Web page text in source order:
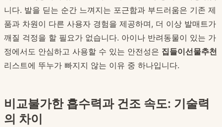
니다. 발을 딛는 순간 느껴지는 포근함과 부드러움은 기존 제
품과 차원이 다른 사용자 경험을 제공하며, 더 이상 발매트가
깨질 걱정을 할 필요가 없습니다. 아이나 반려동물이 있는 가
정에서도 안심하고 사용할 수 있는 안전성은 집들이선물추천
리스트에 뚜누가 빠지지 않는 이유 중 하나입니다.
비교불가한 흡수력과 건조 속도: 기술력
의 차이